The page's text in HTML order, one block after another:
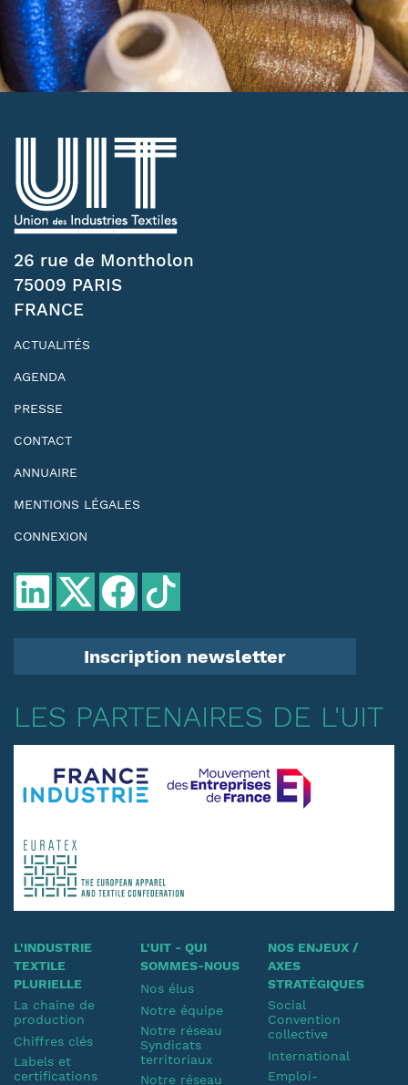
26 rue de Montholon
75009 PARIS
FRANCE
ACTUALITÉS
AGENDA
PRESSE
CONTACT
ANNUAIRE
MENTIONS LÉGALES
CONNEXION
Inscription newsletter
LES PARTENAIRES DE L'UIT
L'INDUSTRIE
TEXTILE
PLURIELLE
La chaine de
production
Chiffres clés
Labels et
certifications
L'UIT - QUI
SOMMES-NOUS
Nos élus
Notre équipe
Notre réseau
Syndicats
territoriaux
Notre réseau
NOS ENJEUX /
AXES
STRATÉGIQUES
Social
Convention
collective
International
Emploi-